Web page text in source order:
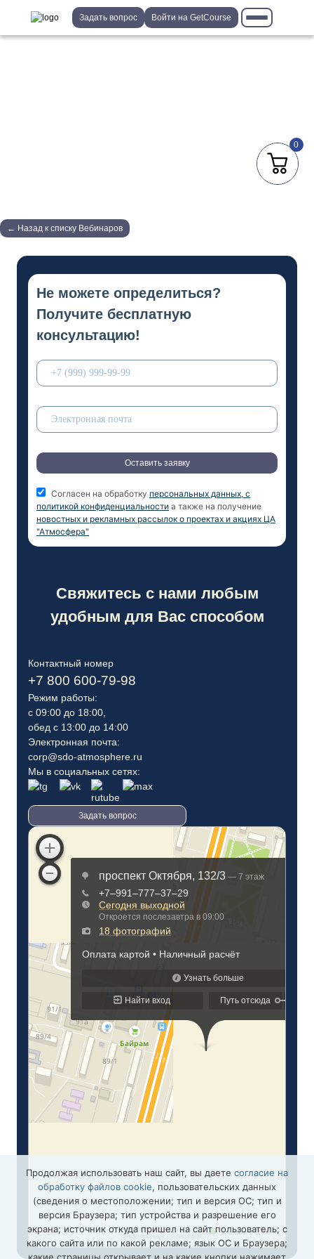
Задать вопрос Войти на GetCourse
← Назад к списку Вебинаров
Не можете определиться?
Получите бесплатную
консультацию!
Оставить заявку
Согласен на обработку персональных данных, с
политикой конфиденциальности а также на получение
новостных и рекламных рассылок о проектах и акциях ЦА
"Атмосфера"
Свяжитесь с нами любым
удобным для Вас способом
Контактный номер
+7 800 600-79-98
Режим работы:
с 09:00 до 18:00,
обед с 13:00 до 14:00
Электронная почта:
corp@sdo-atmosphere.ru
Мы в социальных сетях:
Задать вопрос
0
Продолжая использовать наш сайт, вы даете согласие на
обработку файлов cookie, пользовательских данных
(сведения о местоположении; тип и версия ОС; тип и
версия Браузера; тип устройства и разрешение его
экрана; источник откуда пришел на сайт пользователь; с
какого сайта или по какой рекламе; язык ОС и Браузера;